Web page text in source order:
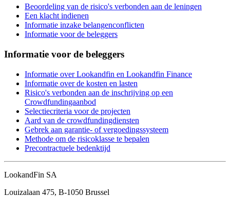
Beoordeling van de risico's verbonden aan de leningen
Een klacht indienen
Informatie inzake belangenconflicten
Informatie voor de beleggers
Informatie voor de beleggers
Informatie over Lookandfin en Lookandfin Finance
Informatie over de kosten en lasten
Risico's verbonden aan de inschrijving op een
Crowdfundingaanbod
Selectiecriteria voor de projecten
Aard van de crowdfundingdiensten
Gebrek aan garantie- of vergoedingssysteem
Methode om de risicoklasse te bepalen
Precontractuele bedenktijd
LookandFin SA
Louizalaan 475, B-1050 Brussel